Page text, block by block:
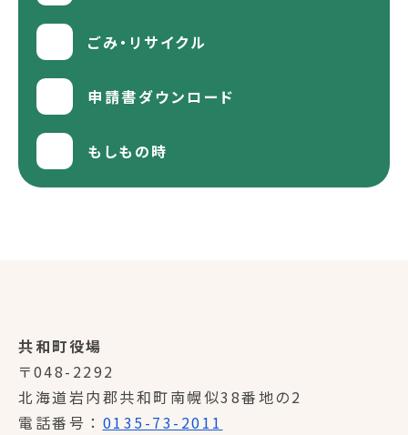
ごみ・リサイクル
申請書ダウンロード
もしもの時
共和町役場
〒048-2292
北海道岩内郡共和町南幌似38番地の2
電話番号
0135-73-2011